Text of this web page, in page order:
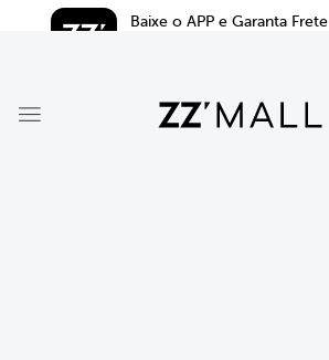
Baixe o APP e Garanta Frete